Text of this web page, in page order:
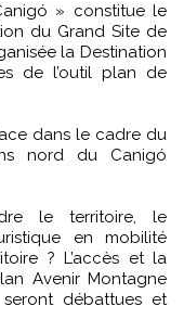
» constitue le
du Grand Site de
la Destination
de l’outil plan de
dans le cadre du
nord du Canigó
le territoire, le
en mobilité
? L’accès et la
Avenir Montagne
débattues et